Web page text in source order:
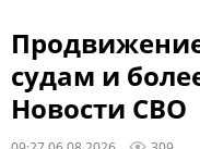
судам и
Новости СВО